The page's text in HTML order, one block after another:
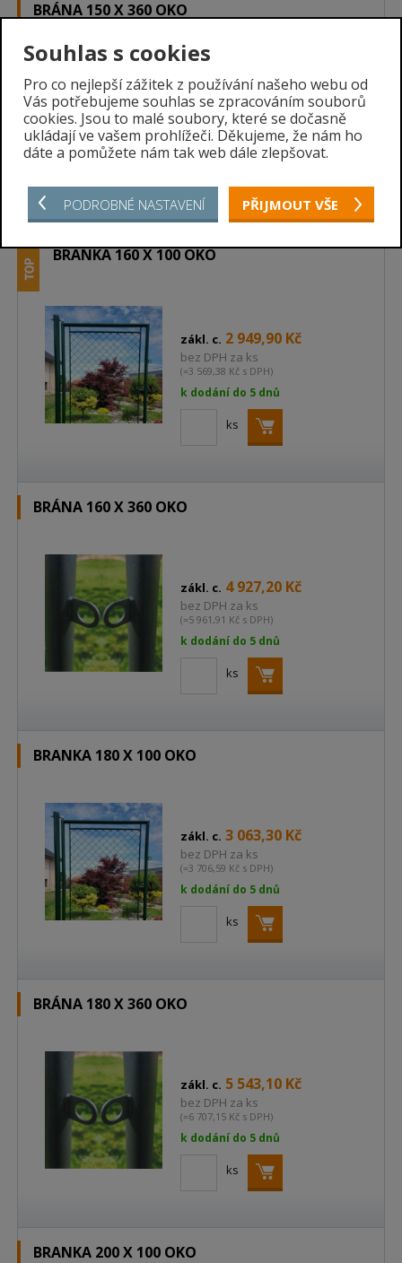
BRÁNA 150 X 360 OKO
zákl. c.5 159,50 Kč
bez DPH za ks
(=6 243,00 Kč s DPH)
stále skladem
BRANKA 160 X 100 OKO
zákl. c. 2 949,90 Kč
bez DPH za ks
(=3 569,38 Kč s DPH)
k dodání do 5 dnů
ks
BRÁNA 160 X 360 OKO
zákl. c. 4 927,20 Kč
bez DPH za ks
(=5 961,91 Kč s DPH)
k dodání do 5 dnů
ks
BRANKA 180 X 100 OKO
zákl. c. 3 063,30 Kč
bez DPH za ks
(=3 706,59 Kč s DPH)
k dodání do 5 dnů
ks
BRÁNA 180 X 360 OKO
zákl. c. 5 543,10 Kč
bez DPH za ks
(=6 707,15 Kč s DPH)
k dodání do 5 dnů
ks
BRANKA 200 X 100 OKO
Souhlas s cookies
Pro co nejlepší zážitek z používání našeho webu od
Vás potřebujeme souhlas se zpracováním souborů
cookies. Jsou to malé soubory, které se dočasně
ukládají ve vašem prohlížeči. Děkujeme, že nám ho
dáte a pomůžete nám tak web dále zlepšovat.
PODROBNÉ NASTAVENÍ PŘIJMOUT VŠE